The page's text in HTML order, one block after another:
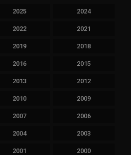
2025 2024
2022 2021
2019 2018
2016 2015
2013 2012
2010 2009
2007 2006
2004 2003
2001 2000